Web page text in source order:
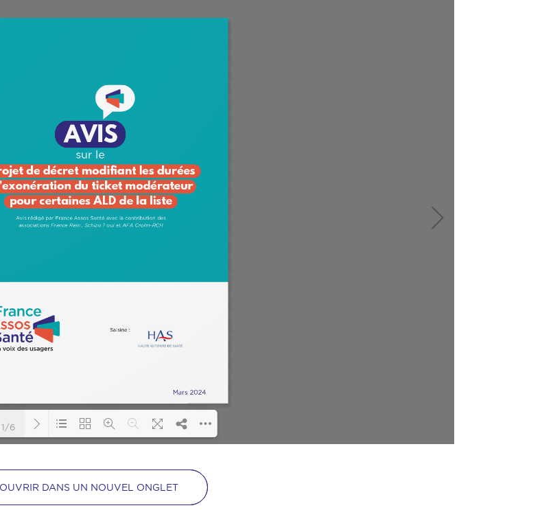
1/6
OUVRIR DANS UN NOUVEL ONGLET